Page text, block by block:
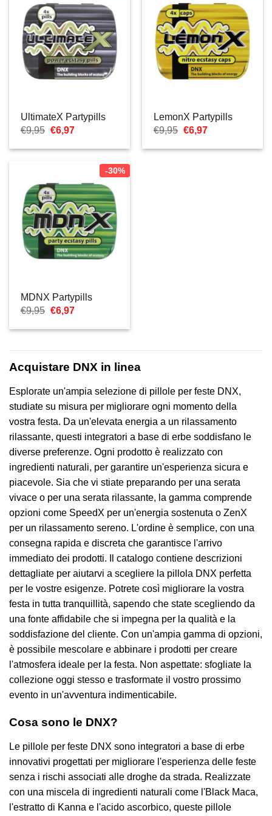
UltimateX Partypills
€9,95 Il
originale
€6,97Il
attuale
€6,97.
LemonX Partypills
€9,95 Il
originale
€6,97Il
attuale
-30%
MDNX Partypills
€9,95 Il
originale
€9,95.
€6,97Il
attuale
€6,97.
Acquistare DNX in linea
Esplorate un'ampia selezione di pillole per feste DNX,
studiate su misura per migliorare ogni momento della
vostra festa. Da un'elevata energia a un rilassamento
rilassante, questi integratori a base di erbe soddisfano le
diverse preferenze. Ogni prodotto è realizzato con
ingredienti naturali, per garantire un'esperienza sicura e
piacevole. Sia che vi stiate preparando per una serata
vivace o per una serata rilassante, la gamma comprende
opzioni come SpeedX per un'energia sostenuta o ZenX
per un rilassamento sereno. L'ordine è semplice, con una
consegna rapida e discreta che garantisce l'arrivo
immediato dei prodotti. Il catalogo contiene descrizioni
dettagliate per aiutarvi a scegliere la pillola DNX perfetta
per le vostre esigenze. Potrete così migliorare la vostra
festa in tutta tranquillità, sapendo che state scegliendo da
una fonte affidabile che si impegna per la qualità e la
soddisfazione del cliente. Con un'ampia gamma di opzioni,
è possibile mescolare e abbinare i prodotti per creare
l'atmosfera ideale per la festa. Non aspettate: sfogliate la
collezione oggi stesso e trasformate il vostro prossimo
evento in un'avventura indimenticabile.
Cosa sono le DNX?
Le pillole per feste DNX sono integratori a base di erbe
innovativi progettati per migliorare l'esperienza delle feste
senza i rischi associati alle droghe da strada. Realizzate
con una miscela di ingredienti naturali come l'Black Maca,
l'estratto di Kanna e l'acido ascorbico, queste pillole